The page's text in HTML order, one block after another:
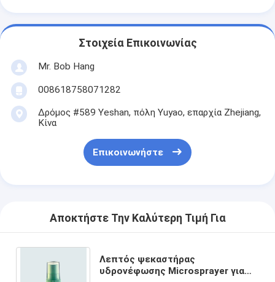
Στοιχεία Επικοινωνίας
Mr. Bob Hang
008618758071282
Δρόμος #589 Yeshan, πόλη Yuyao, επαρχία Zhejiang,
Κίνα
Επικοινωνήστε
Αποκτήστε Την Καλύτερη Τιμή Για
Λεπτός ψεκαστήρας
υδρονέφωσης Microsprayer για